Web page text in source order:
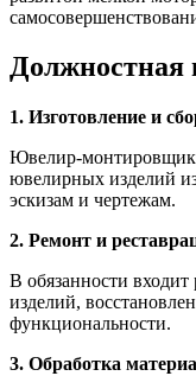
Должностная
1. Изготовление и
Ювелир-монтировщик
ювелирных изделий
эскизам и чертежам.
2. Ремонт и
В обязанности
изделий,
функциональности.
3. Обработка